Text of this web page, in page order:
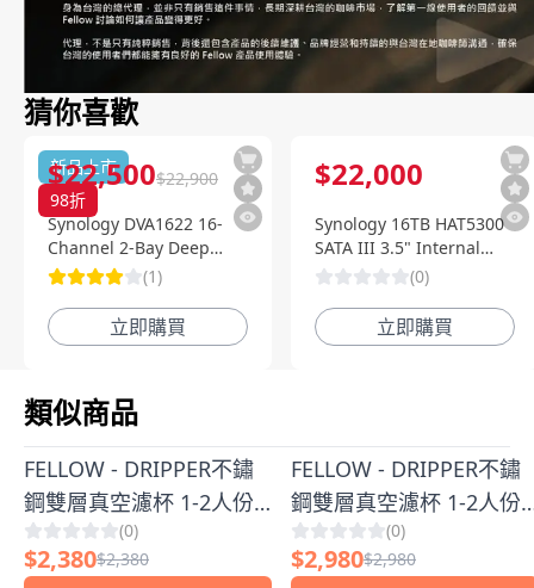
猜你喜歡
新品上市
98折
$22,500$22,900
Synology DVA1622 16-
Channel 2-Bay Deep
Learning NVR 深度智慧影
(1)
立即購買
$22,000
Synology 16TB HAT5300
SATA III 3.5" Internal
Enterprise HDD
(0)
立即購買
類似商品
FELLOW - DRIPPER不鏽
鋼雙層真空濾杯 1-2人份
濾杯
(0)
$2,380$2,380
FELLOW - DRIPPER不鏽
鋼雙層真空濾杯 1-2人份
濾杯旅行組
(0)
$2,980$2,980